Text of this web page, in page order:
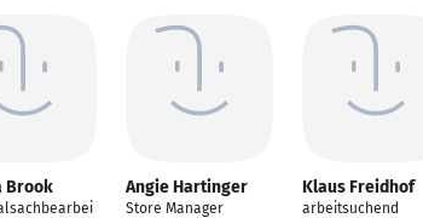
Brook Angie Hartinger
Store Manager
Klaus Freidhof
arbeitsuchend